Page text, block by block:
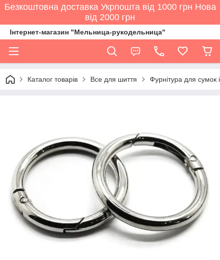
Безкоштовна доставка Укрпошта від 1000 грн Нова
від 2000 грн
Інтернет-магазин "Мельница-рукодельница"
Каталог товарів Все для шиття Фурнітура для сумок